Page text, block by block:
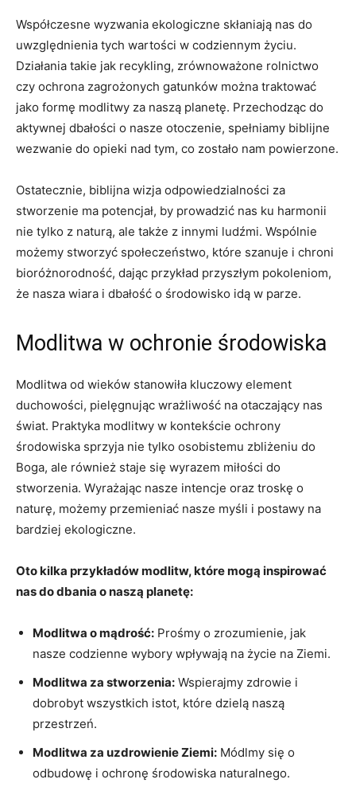
Współczesne⁢ wyzwania ekologiczne skłaniają nas do
uwzględnienia tych ​wartości w codziennym życiu.
Działania takie jak recykling, zrównoważone ‍rolnictwo
czy ochrona zagrożonych gatunków można traktować
⁢jako formę modlitwy za naszą planetę. Przechodząc do
aktywnej ⁢dbałości o nasze otoczenie, spełniamy biblijne⁣
wezwanie do opieki nad tym, co zostało nam powierzone.
Ostatecznie, biblijna wizja odpowiedzialności ⁤za
stworzenie ma ⁤potencjał, by prowadzić nas ku harmonii
nie tylko z naturą, ale ‍także z innymi ludźmi. Wspólnie
możemy stworzyć społeczeństwo, które szanuje ⁢i ⁢chroni
bioróżnorodność, ‍dając przykład‍ przyszłym pokoleniom,⁣
że nasza wiara i dbałość o środowisko idą​ w parze.
Modlitwa w ochronie środowiska
Modlitwa ⁢od wieków stanowiła kluczowy element
duchowości, pielęgnując⁤ wrażliwość na otaczający nas
świat. Praktyka modlitwy w kontekście ochrony
środowiska sprzyja nie tylko osobistemu zbliżeniu do
Boga, ale ‌również staje się wyrazem miłości do
stworzenia. ⁢Wyrażając nasze intencje oraz troskę o
naturę, ​możemy przemieniać⁤ nasze​ myśli i postawy na
bardziej ekologiczne.
Oto⁣ kilka przykładów modlitw, które mogą inspirować​
nas do dbania o naszą planetę:
Modlitwa o mądrość: Prośmy o zrozumienie, jak
nasze codzienne wybory wpływają na życie na Ziemi.
Modlitwa za stworzenia: Wspierajmy zdrowie i
dobrobyt wszystkich istot, które dzielą naszą​
przestrzeń.
Modlitwa za uzdrowienie Ziemi: Módlmy się o
odbudowę i ochronę środowiska naturalnego.